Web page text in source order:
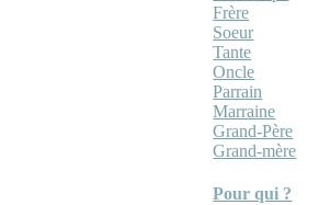
Frère
Soeur
Tante
Oncle
Parrain
Marraine
Grand-Père
Grand-mère
Pour qui ?